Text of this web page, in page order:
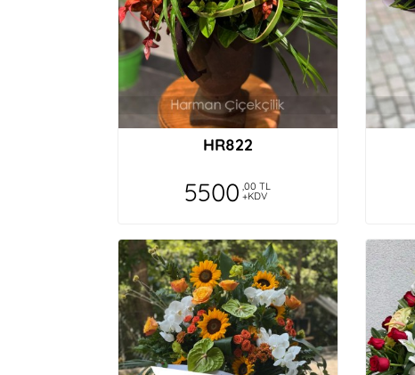
HR822
5500 ,00 TL
+KDV